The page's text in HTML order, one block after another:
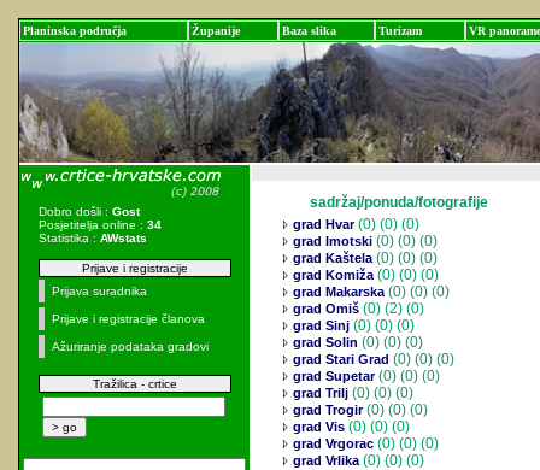
Planinska područja Županije Baza slika Turizam VR panorame
Dobro došli : Gost
Posjetitelja online : 34
Statistika : AWstats
Prijave i registracije
Prijava suradnika
Prijave i registracije članova
Ažuriranje podataka gradovi
Tražilica - crtice
sadržaj/ponuda/fotografije
grad Hvar(0) (0) (0)
grad Imotski (0) (0) (0)
grad Kaštela(0) (0) (0)
grad Komiža(0) (0) (0)
grad Makarska(0) (0) (0)
grad Omiš (0) (2) (0)
grad Sinj (0) (0) (0)
grad Solin (0) (0) (0)
grad Stari Grad (0) (0) (0)
grad Supetar(0) (0) (0)
grad Trilj (0) (0) (0)
grad Trogir(0) (0) (0)
grad Vis (0) (0) (0)
grad Vrgorac (0) (0) (0)
grad Vrlika(0) (0) (0)